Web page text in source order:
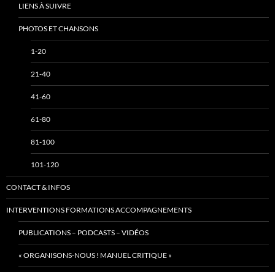
LIENS À SUIVRE
PHOTOS ET CHANSONS
1-20
21-40
41-60
61-80
81-100
101-120
CONTACT & INFOS
INTERVENTIONS FORMATIONS ACCOMPAGNEMENTS
PUBLICATIONS – PODCASTS – VIDÉOS
« ORGANISONS-NOUS ! MANUEL CRITIQUE »